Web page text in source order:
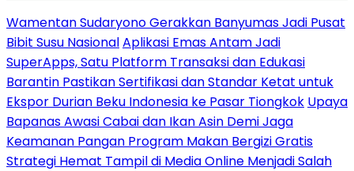
Wamentan Sudaryono Gerakkan Banyumas Jadi Pusat
Bibit Susu NasionalAplikasi Emas Antam Jadi
SuperApps, Satu Platform Transaksi dan Edukasi
Barantin Pastikan Sertifikasi dan Standar Ketat untuk
Ekspor Durian Beku Indonesia ke Pasar Tiongkok Upaya
Bapanas Awasi Cabai dan Ikan Asin Demi Jaga
Keamanan Pangan Program Makan Bergizi Gratis
Strategi Hemat Tampil di Media Online Menjadi Salah